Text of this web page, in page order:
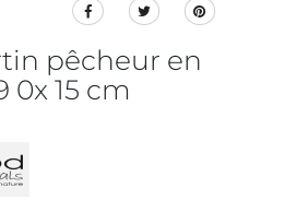
pêcheur en
0x 15 cm